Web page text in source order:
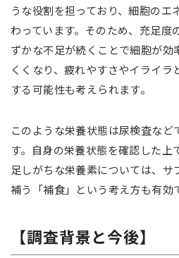
うな役割を担っており、細胞のエ
わっています。そのため、充足度
ずかな不足が続くことで細胞が効
くくなり、疲れやすさやイライラ
する可能性も考えられます。
このような栄養状態は尿検査など
す。自身の栄養状態を確認した上
足しがちな栄養素については、サ
補う「補食」という考え方も有効
【調査背景と今後】